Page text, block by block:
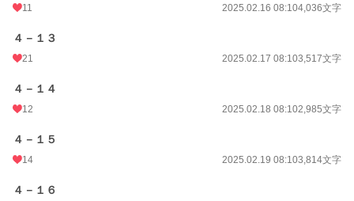
11 2025.02.16 08:104,036文字
４－１３
21 2025.02.17 08:103,517文字
４－１４
12 2025.02.18 08:102,985文字
４－１５
14 2025.02.19 08:103,814文字
４－１６